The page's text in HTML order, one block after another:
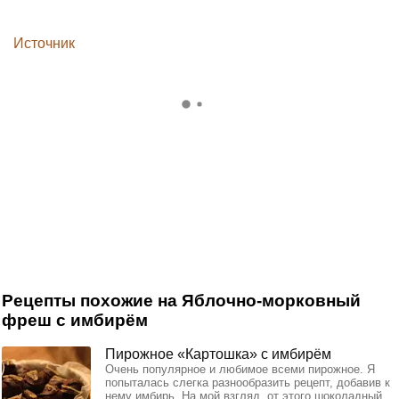
Источник
Рецепты похожие на Яблочно-морковный
фреш с имбирём
Пирожное «Картошка» с имбирём
Очень популярное и любимое всеми пирожное. Я
попыталась слегка разнообразить рецепт, добавив к
нему имбирь. На мой взгляд, от этого шоколадный